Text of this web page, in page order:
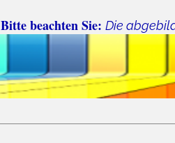
Bitte beachten Sie: Die